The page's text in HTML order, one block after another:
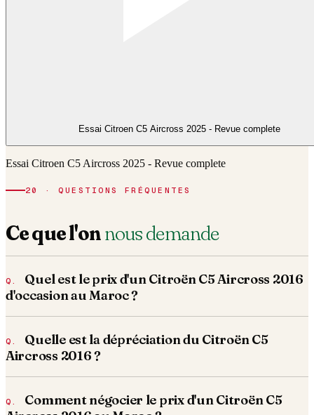
Essai Citroen C5 Aircross 2025 - Revue complete
Essai Citroen C5 Aircross 2025 - Revue complete
20 · QUESTIONS FRÉQUENTES
Ce que l'onnous demande
Quel est le prix d'un Citroën C5 Aircross 2016
d'occasion au Maroc ?
Quelle est la dépréciation du Citroën C5
Aircross 2016 ?
Comment négocier le prix d'un Citroën C5